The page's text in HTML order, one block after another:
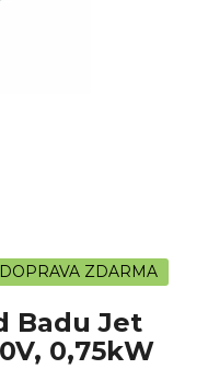
DOPRAVA ZDARMA
Badu Jet
0,75kW